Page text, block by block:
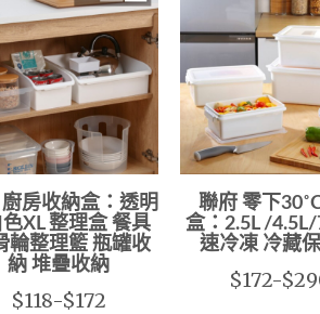
房收納盒：透明
XL 整理盒 餐具
輪整理籃 瓶罐收
納 堆疊收納
$118-$172
聯府 零下
盒：2.5L /4.5L/
速冷凍 冷藏
$172-